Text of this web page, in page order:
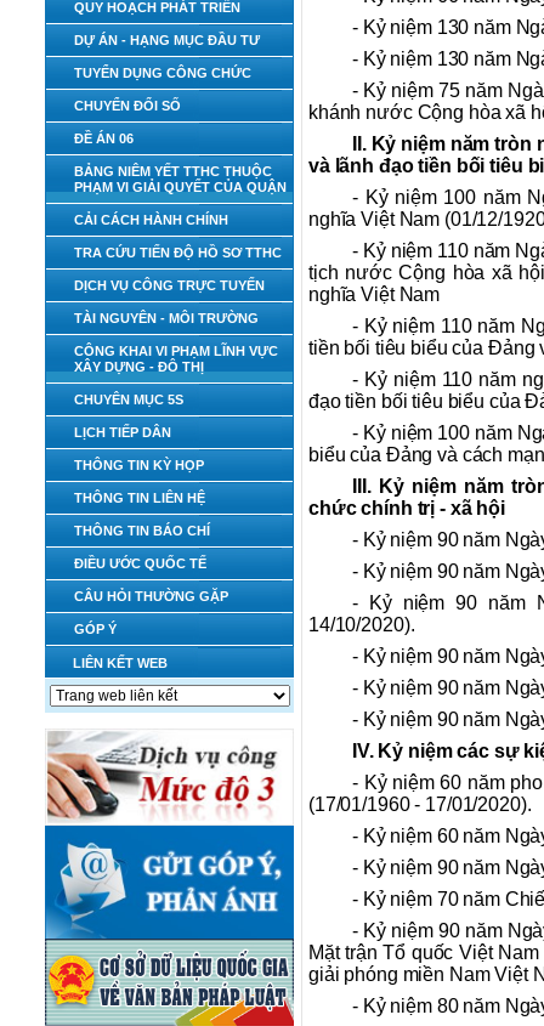
QUY HOẠCH PHÁT TRIỂN
DỰ ÁN - HẠNG MỤC ĐẦU TƯ
TUYỂN DỤNG CÔNG CHỨC
CHUYỂN ĐỔI SỐ
ĐỀ ÁN 06
BẢNG NIÊM YẾT TTHC THUỘC
PHẠM VI GIẢI QUYẾT CỦA QUẬN
CẢI CÁCH HÀNH CHÍNH
TRA CỨU TIẾN ĐỘ HỒ SƠ TTHC
DỊCH VỤ CÔNG TRỰC TUYẾN
TÀI NGUYÊN - MÔI TRƯỜNG
CÔNG KHAI VI PHẠM LĨNH VỰC
XÂY DỰNG - ĐÔ THỊ
CHUYÊN MỤC 5S
LỊCH TIẾP DÂN
THÔNG TIN KỲ HỌP
THÔNG TIN LIÊN HỆ
THÔNG TIN BÁO CHÍ
ĐIỀU ƯỚC QUỐC TẾ
CÂU HỎI THƯỜNG GẶP
GÓP Ý
LIÊN KẾT WEB
- Kỷ niệm 130 năm
- Kỷ niệm 130 năm
- Kỷ niệm 75 năm
khánh nước Cộng hòa xã
II. Kỷ niệm năm
và lãnh đạo tiền bối tiêu
- Kỷ niệm 100 năm
nghĩa Việt Nam (01/12/
- Kỷ niệm 110 năm
tịch nước Cộng hòa xã
nghĩa Việt Nam
- Kỷ niệm 110 năm
tiền bối tiêu biểu của Đảng
- Kỷ niệm 110 năm
đạo tiền bối tiêu biểu của
- Kỷ niệm 100 năm
biểu của Đảng và cách
III. Kỷ niệm năm
chức chính trị - xã hội
- Kỷ niệm 90 năm
- Kỷ niệm 90 năm
- Kỷ niệm 90 năm
14/10/2020).
- Kỷ niệm 90 năm
- Kỷ niệm 90 năm
- Kỷ niệm 90 năm
IV. Kỷ niệm các sự
- Kỷ niệm 60 năm
(17/01/1960 - 17/01/2020).
- Kỷ niệm 60 năm
- Kỷ niệm 90 năm
- Kỷ niệm 70 năm
- Kỷ niệm 90 năm
Mặt trận Tổ quốc Việt
giải phóng miền Nam Việt
- Kỷ niệm 80 năm